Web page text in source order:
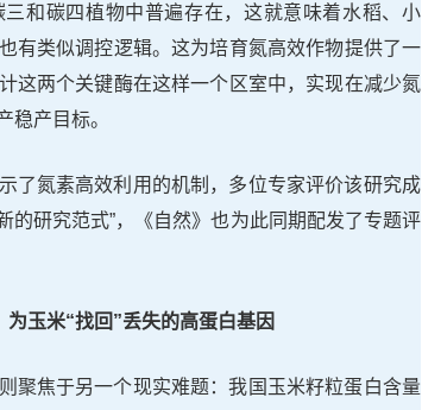
和碳四植物中普遍存在，这就意味着水稻、小
有类似调控逻辑。这为培育氮高效作物提供了一
两个关键酶在这样一个区室中，实现在减少氮
稳产目标。
了氮素高效利用的机制，多位专家评价该研究成
的研究范式”，《自然》也为此同期配发了专题评
为玉米“找回”丢失的高蛋白基因
聚焦于另一个现实难题：我国玉米籽粒蛋白含量